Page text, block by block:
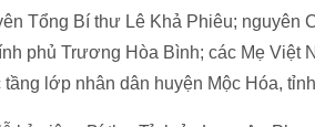
Tổng Bí thư Lê Khả Phiêu; nguyên
phủ Trương Hòa Bình; các Mẹ Việt
lớp nhân dân huyện Mộc Hóa,